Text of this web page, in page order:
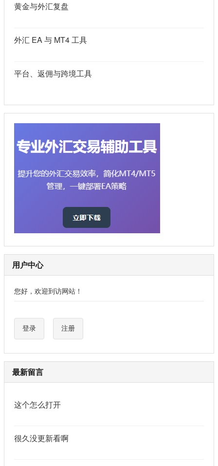
黄金与外汇复盘
外汇 EA 与 MT4 工具
平台、返佣与跨境工具
用户中心
您好，欢迎到访网站！
登录 注册
最新留言
这个怎么打开
很久没更新看啊